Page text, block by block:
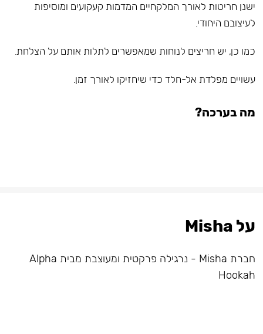
ישנן חריטות לאורך המלקחיים המדמות קעקועים ומוסיפות
לעיצובם היחודי.
כמו כן, יש חריצים לנוחות שמאפשרים לתלות אותם על הצלחת.
עשויים מפלדת אל-חלד כדי שיחזיקו לאורך זמן.
מה בערכה?
על Misha
חברת Misha - נרגילה פרקטית ומעוצבת מבית Alpha
Hookah